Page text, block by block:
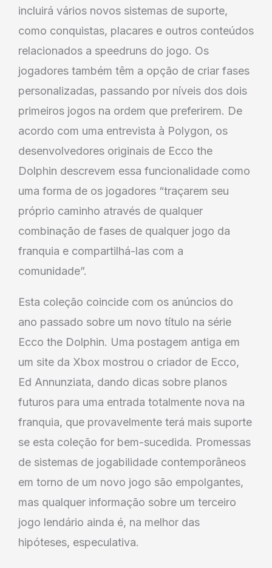
incluirá vários novos sistemas de suporte,
como conquistas, placares e outros conteúdos
relacionados a speedruns do jogo. Os
jogadores também têm a opção de criar fases
personalizadas, passando por níveis dos dois
primeiros jogos na ordem que preferirem. De
acordo com uma entrevista à Polygon, os
desenvolvedores originais de Ecco the
Dolphin descrevem essa funcionalidade como
uma forma de os jogadores “traçarem seu
próprio caminho através de qualquer
combinação de fases de qualquer jogo da
franquia e compartilhá-las com a
comunidade”.
Esta coleção coincide com os anúncios do
ano passado sobre um novo título na série
Ecco the Dolphin. Uma postagem antiga em
um site da Xbox mostrou o criador de Ecco,
Ed Annunziata, dando dicas sobre planos
futuros para uma entrada totalmente nova na
franquia, que provavelmente terá mais suporte
se esta coleção for bem-sucedida. Promessas
de sistemas de jogabilidade contemporâneos
em torno de um novo jogo são empolgantes,
mas qualquer informação sobre um terceiro
jogo lendário ainda é, na melhor das
hipóteses, especulativa.